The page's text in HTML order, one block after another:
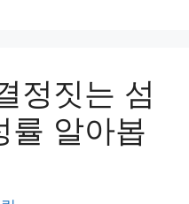
정짓는 섬
률 알아봅